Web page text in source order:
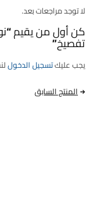
لا توجد مراجعات بعد.
كن أول من يقيم
تفصيخ”
يجب عليكتسجيل الدخول
المنتج السابق